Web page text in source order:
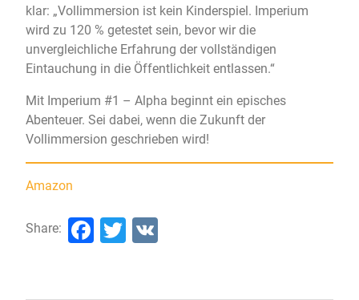
klar: „Vollimmersion ist kein Kinderspiel. Imperium
wird zu 120 % getestet sein, bevor wir die
unvergleichliche Erfahrung der vollständigen
Eintauchung in die Öffentlichkeit entlassen.“
Mit Imperium #1 – Alpha beginnt ein episches
Abenteuer. Sei dabei, wenn die Zukunft der
Vollimmersion geschrieben wird!
Amazon
Share: Facebook
Twitter